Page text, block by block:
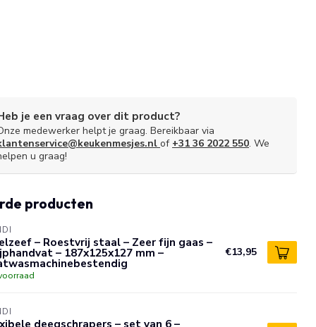
je een vraag over dit product?
medewerker helpt je graag. Bereikbaar via
of +31 36 2022 550. We
u graag!
producten
– Roestvrij staal – Zeer fijn gaas –
– 187x125x127 mm – €13,95
deegschrapers – set van 6 –